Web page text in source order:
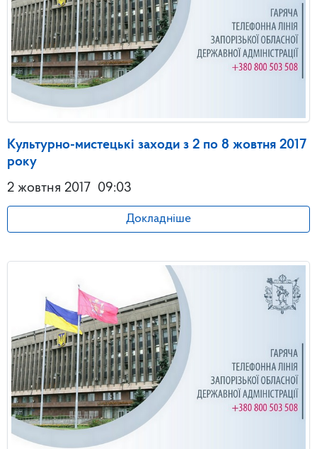
Культурно-мистецькі заходи з 2 по 8 жовтня 2017
року
2 жовтня 2017 09:03
Докладніше